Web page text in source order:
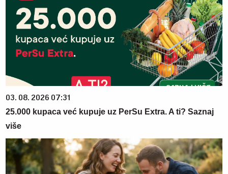
03. 08. 2026 07:31
25.000 kupaca već kupuje uz PerSu Extra. A ti? Saznaj
više